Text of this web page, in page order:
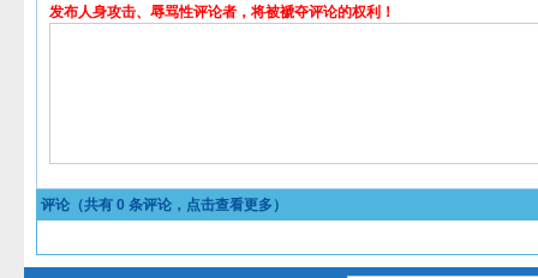
发布人身攻击、辱骂性评论者，将被褫夺评论的权利！
评论（共有 0 条评论，点击查看更多）